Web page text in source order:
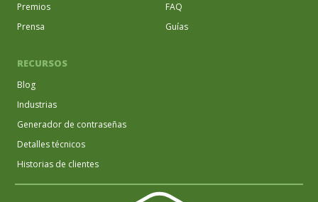
Premios
Prensa
FAQ
Guías
RECURSOS
Blog
Industrias
Generador de contraseñas
Detalles técnicos
Historias de clientes